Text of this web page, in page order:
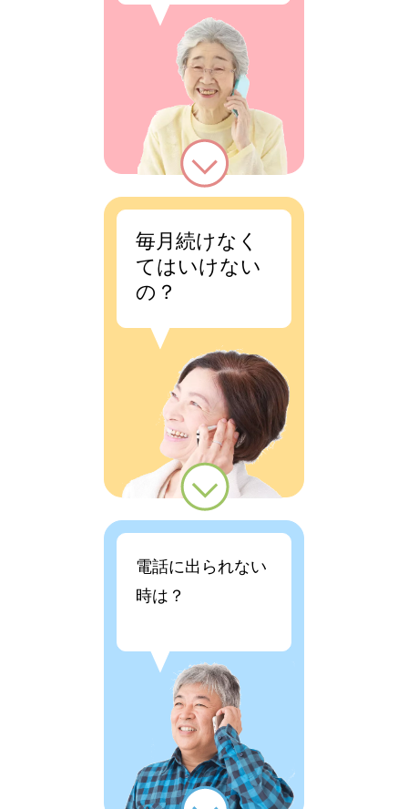
毎月続けなく
てはいけない
の？
電話に出られない
時は？